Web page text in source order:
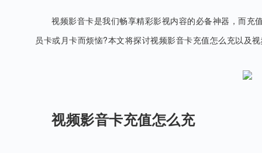
视频影音卡是我们畅享精彩影视内容的必备神器，而充
员卡或月卡而烦恼?本文将探讨视频影音卡充值怎么充以及
视频影音卡充值怎么充